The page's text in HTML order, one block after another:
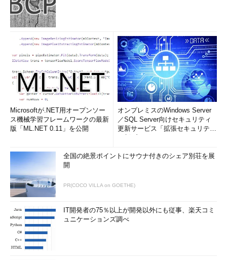
Microsoftが.NET用オープンソー
ス機械学習フレームワークの最新
版「ML.NET 0.11」を公開
オンプレミスのWindows Server
／SQL Server向けセキュリティ
更新サービス「拡張セキュリティ
全国の絶景ポイントにサウナ付きのシェア別荘を展
開
PR(COCO VILLA on GOETHE)
IT開発者の75％以上が開発以外にも従事、楽天コミ
ュニケーションズ調べ